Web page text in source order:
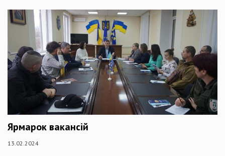
Ярмарок вакансій
13.02.2024